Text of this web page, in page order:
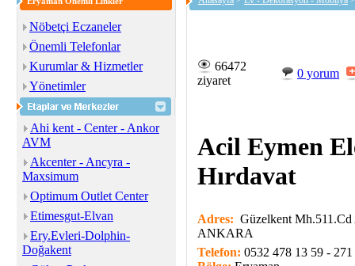
Nöbetçi Eczaneler
Önemli Telefonlar
Kurumlar & Hizmetler
Yönetimler
Ahi kent - Center - Ankor
AVM
Akcenter - Ancyra -
Maxsimum
Optimum Outlet Center
Etimesgut-Elvan
Ery.Evleri-Dolphin-
Doğakent
66472
ziyaret
0 yorum
Acil Eymen
Hırdavat
Adres: Güzelkent Mh.511.Cd
ANKARA
Telefon: 0532 478 13 59 -